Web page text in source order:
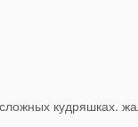
кудряшках.